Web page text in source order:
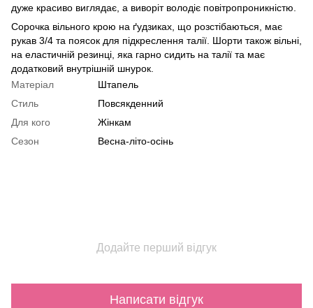
дуже красиво виглядає, а виворіт володіє повітропроникністю.
Сорочка вільного крою на ґудзиках, що розстібаються, має
рукав 3/4 та поясок для підкреслення талії. Шорти також вільні,
на еластичній резинці, яка гарно сидить на талії та має
додатковий внутрішній шнурок.
Матеріал
Штапель
Стиль
Повсякденний
Для кого
Жінкам
Сезон
Весна-літо-осінь
Додайте перший відгук
Написати відгук